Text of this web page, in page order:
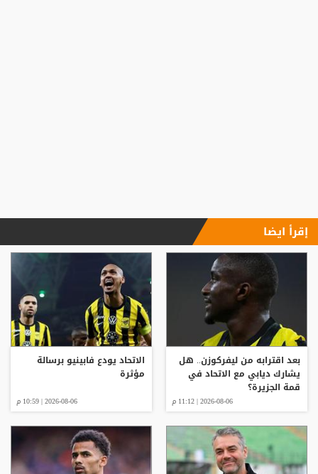
إقرأ ايضا
بعد اقترابه من ليفركوزن.. هل
يشارك ديابي مع الاتحاد في
قمة الجزيرة؟
2026-08-06 | 11:12 م
الاتحاد يودع فابينيو برسالة
مؤثرة
2026-08-06 | 10:59 م